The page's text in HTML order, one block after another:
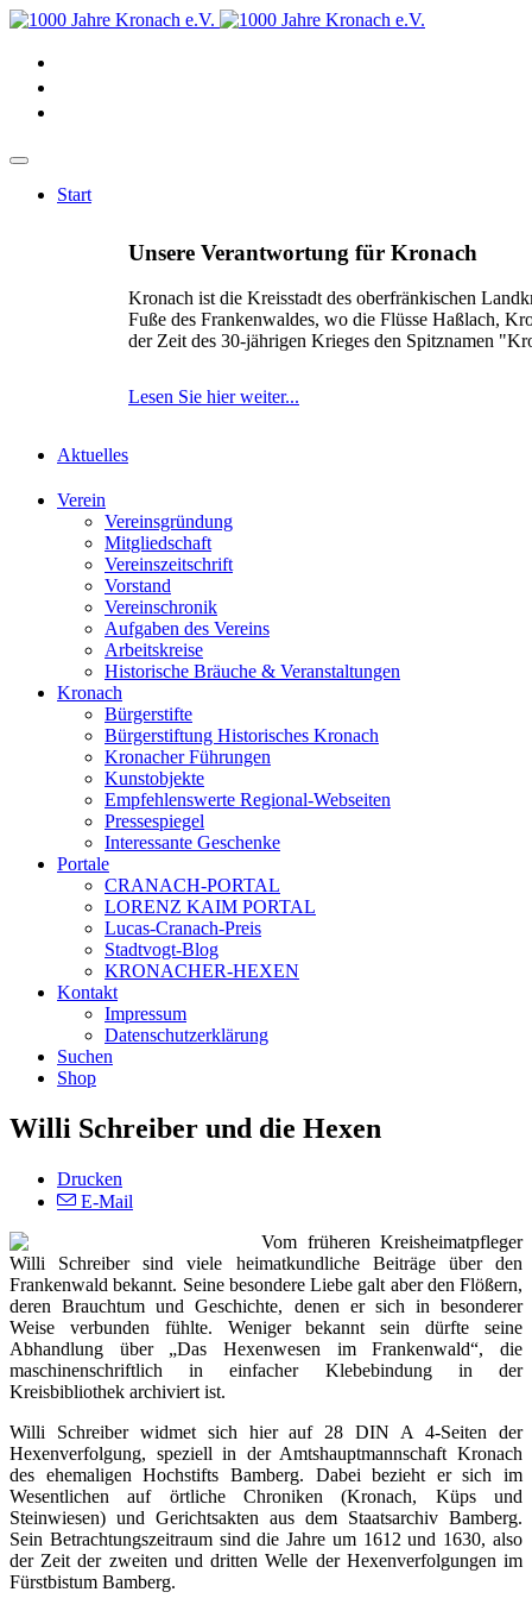
Start
Unsere Verantwortung für Kronach
Kronach ist die Kreisstadt des oberfränkischen
Fuße des Frankenwaldes, wo die Flüsse Haßlach,
der Zeit des 30-jährigen Krieges den Spitznamen
Lesen Sie hier weiter...
Aktuelles
Verein
Vereinsgründung
Mitgliedschaft
Vereinszeitschrift
Vorstand
Vereinschronik
Aufgaben des Vereins
Arbeitskreise
Historische Bräuche & Veranstaltungen
Kronach
Bürgerstifte
Bürgerstiftung Historisches Kronach
Kronacher Führungen
Kunstobjekte
Empfehlenswerte Regional-Webseiten
Pressespiegel
Interessante Geschenke
Portale
CRANACH-PORTAL
LORENZ KAIM PORTAL
Lucas-Cranach-Preis
Stadtvogt-Blog
KRONACHER-HEXEN
Kontakt
Impressum
Datenschutzerklärung
Suchen
Shop
Willi Schreiber und die Hexen
Drucken
E-Mail
Vom früheren Kreisheimatpfleger
Willi Schreiber sind viele heimatkundliche Beiträge über den
Frankenwald bekannt. Seine besondere Liebe galt aber den Flößern,
deren Brauchtum und Geschichte, denen er sich in besonderer
Weise verbunden fühlte. Weniger bekannt sein dürfte seine
Abhandlung über „Das Hexenwesen im Frankenwald“, die
maschinenschriftlich in einfacher Klebebindung in der
Kreisbibliothek archiviert ist.
Willi Schreiber widmet sich hier auf 28 DIN A 4-Seiten der
Hexenverfolgung, speziell in der Amtshauptmannschaft Kronach
des ehemaligen Hochstifts Bamberg. Dabei bezieht er sich im
Wesentlichen auf örtliche Chroniken (Kronach, Küps und
Steinwiesen) und Gerichtsakten aus dem Staatsarchiv Bamberg.
Sein Betrachtungszeitraum sind die Jahre um 1612 und 1630, also
der Zeit der zweiten und dritten Welle der Hexenverfolgungen im
Fürstbistum Bamberg.